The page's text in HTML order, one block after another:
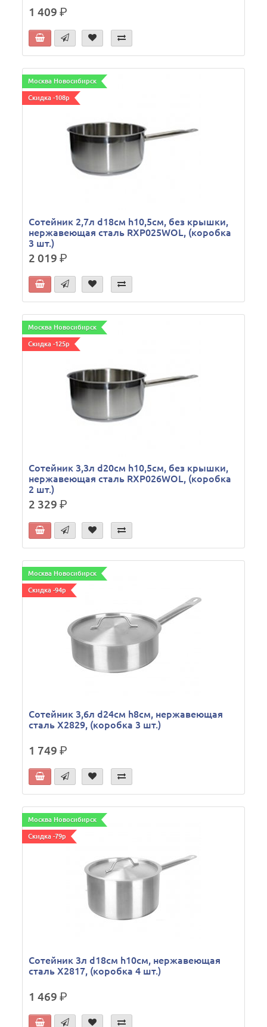
1 409р.
Москва Новосибирск
Скидка -108р
Сотейник 2,7л d18см h10,5см, без крышки,
нержавеющая сталь RXP025WOL, (коробка
3 шт.)
2 019р.
Москва Новосибирск
Скидка -125р
Сотейник 3,3л d20см h10,5см, без крышки,
нержавеющая сталь RXP026WOL, (коробка
2 шт.)
2 329р.
Москва Новосибирск
Скидка -94р
Сотейник 3,6л d24см h8см, нержавеющая
сталь X2829, (коробка 3 шт.)
1 749р.
Москва Новосибирск
Скидка -79р
Сотейник 3л d18см h10см, нержавеющая
сталь X2817, (коробка 4 шт.)
1 469р.